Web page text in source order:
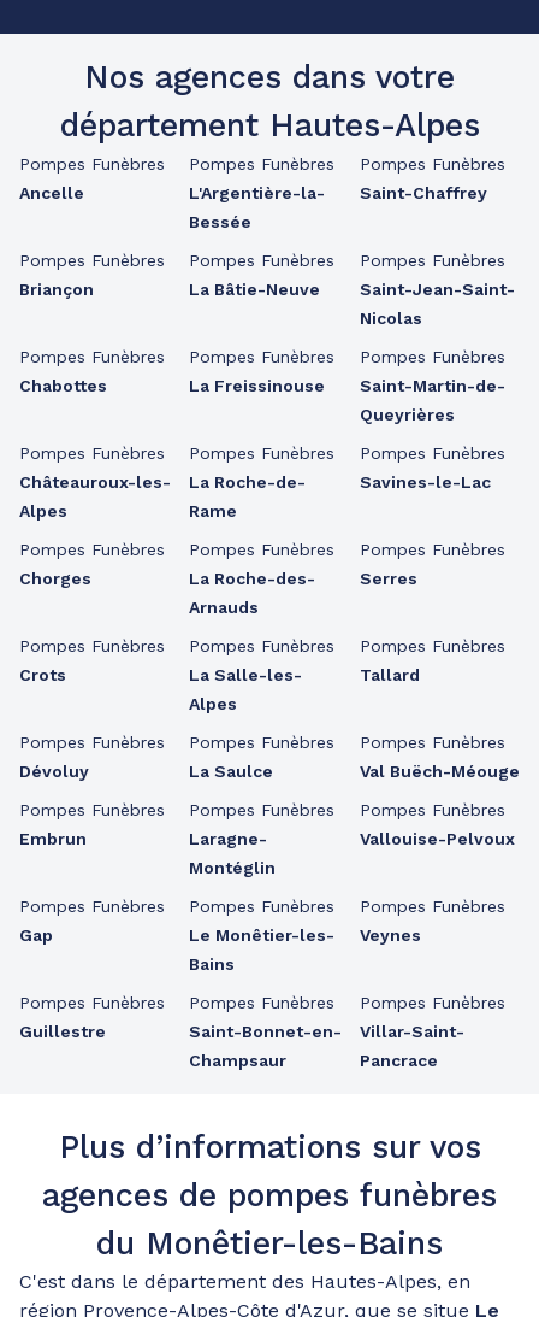
Nos agences dans votre
département Hautes-Alpes
Pompes Funèbres
Ancelle
Pompes Funèbres
Briançon
Pompes Funèbres
Chabottes
Pompes Funèbres
Châteauroux-les-
Alpes
Pompes Funèbres
Chorges
Pompes Funèbres
Crots
Pompes Funèbres
Dévoluy
Pompes Funèbres
Embrun
Pompes Funèbres
Gap
Pompes Funèbres
Guillestre
Pompes Funèbres
L'Argentière-la-
Bessée
Pompes Funèbres
La Bâtie-Neuve
Pompes Funèbres
La Freissinouse
Pompes Funèbres
La Roche-de-
Rame
Pompes Funèbres
La Roche-des-
Arnauds
Pompes Funèbres
La Salle-les-
Alpes
Pompes Funèbres
La Saulce
Pompes Funèbres
Laragne-
Montéglin
Pompes Funèbres
Le Monêtier-les-
Bains
Pompes Funèbres
Saint-Bonnet-en-
Champsaur
Pompes Funèbres
Saint-Chaffrey
Pompes Funèbres
Saint-Jean-Saint-
Nicolas
Pompes Funèbres
Saint-Martin-de-
Queyrières
Pompes Funèbres
Savines-le-Lac
Pompes Funèbres
Serres
Pompes Funèbres
Tallard
Pompes Funèbres
Val Buëch-Méouge
Pompes Funèbres
Vallouise-Pelvoux
Pompes Funèbres
Veynes
Pompes Funèbres
Villar-Saint-
Pancrace
Plus d’informations sur vos
agences de pompes funèbres
du Monêtier-les-Bains
C'est dans le département des Hautes-Alpes, en
région Provence-Alpes-Côte d'Azur, que se situe Le